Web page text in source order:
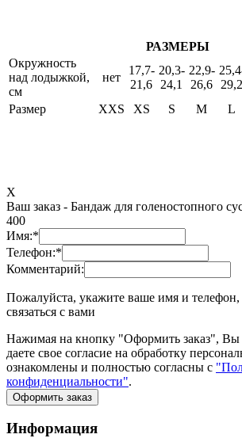
РАЗМЕРЫ
Окружность
над лодыжкой,
см
нет
17,7-
21,6
20,3-
24,1
22,9-
26,6
29,2
Размер XXS XS S M L
X
Ваш заказ - Бандаж для голеностопного
400
Имя:*
Телефон:*
Комментарий:
Пожалуйста, укажите ваше имя и
связаться с вами
Нажимая на кнопку "Оформить заказ", Вы
даете свое согласие на обработку
ознакомлены и полностью согласны с
конфиденциальности".
Оформить заказ
Информация